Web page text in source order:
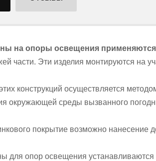
на опоры освещения применяются
части. Эти изделия монтируются на
конструкций осуществляется
окружающей среды вызванного
покрытие возможно нанесение
для опор освещения